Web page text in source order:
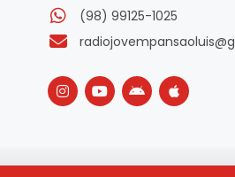
(98) 99125-1025